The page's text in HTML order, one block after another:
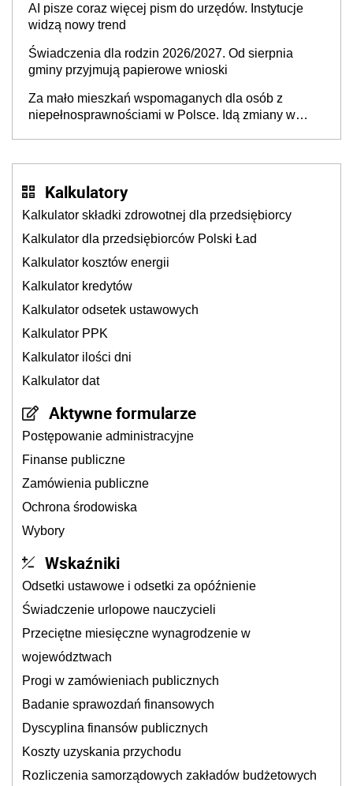
AI pisze coraz więcej pism do urzędów. Instytucje
widzą nowy trend
Świadczenia dla rodzin 2026/2027. Od sierpnia
gminy przyjmują papierowe wnioski
Za mało mieszkań wspomaganych dla osób z
niepełnosprawnościami w Polsce. Idą zmiany w
Kalkulatory
Kalkulator składki zdrowotnej dla przedsiębiorcy
Kalkulator dla przedsiębiorców Polski Ład
Kalkulator kosztów energii
Kalkulator kredytów
Kalkulator odsetek ustawowych
Kalkulator PPK
Kalkulator ilości dni
Kalkulator dat
Aktywne formularze
Postępowanie administracyjne
Finanse publiczne
Zamówienia publiczne
Ochrona środowiska
Wybory
Wskaźniki
Odsetki ustawowe i odsetki za opóźnienie
Świadczenie urlopowe nauczycieli
Przeciętne miesięczne wynagrodzenie w
województwach
Progi w zamówieniach publicznych
Badanie sprawozdań finansowych
Dyscyplina finansów publicznych
Koszty uzyskania przychodu
Rozliczenia samorządowych zakładów budżetowych